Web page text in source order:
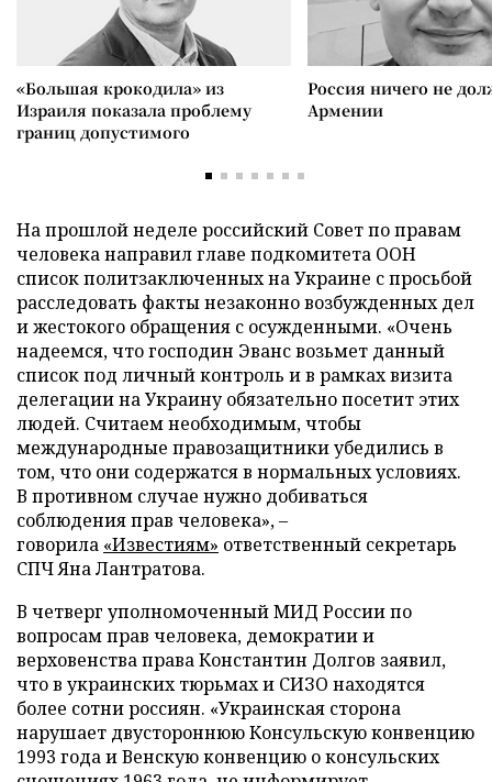
«Большая крокодила» из
Израиля показала проблему
границ допустимого
Россия ничего не
Армении
На прошлой неделе российский Совет по правам
человека направил главе подкомитета ООН
список политзаключенных на Украине с просьбой
расследовать факты незаконно возбужденных дел
и жестокого обращения с осужденными. «Очень
надеемся, что господин Эванс возьмет данный
список под личный контроль и в рамках визита
делегации на Украину обязательно посетит этих
людей. Считаем необходимым, чтобы
международные правозащитники убедились в
том, что они содержатся в нормальных условиях.
В противном случае нужно добиваться
соблюдения прав человека», –
говорила «Известиям» ответственный секретарь
СПЧ Яна Лантратова.
В четверг уполномоченный МИД России по
вопросам прав человека, демократии и
верховенства права Константин Долгов заявил,
что в украинских тюрьмах и СИЗО находятся
более сотни россиян. «Украинская сторона
нарушает двустороннюю Консульскую конвенцию
1993 года и Венскую конвенцию о консульских